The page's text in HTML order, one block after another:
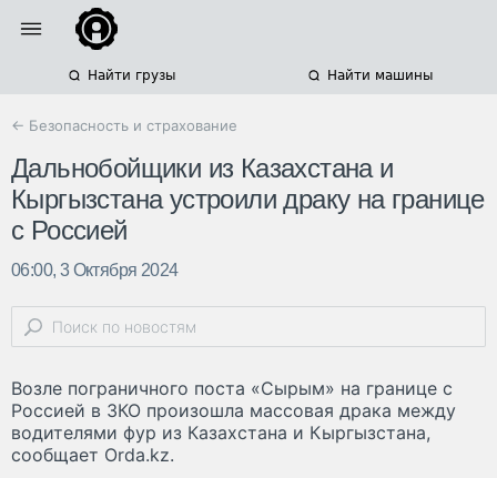
Найти грузы Найти машины
← Безопасность и страхование
Дальнобойщики из Казахстана и
Кыргызстана устроили драку на границе
с Россией
06:00, 3 Октября 2024
Возле пограничного поста «Сырым» на границе с
Россией в ЗКО произошла массовая драка между
водителями фур из Казахстана и Кыргызстана,
сообщает Orda.kz.